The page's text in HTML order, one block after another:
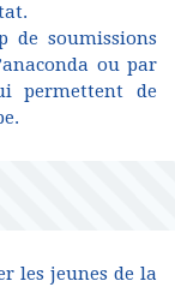
de soumissions
ou par
permettent de
les jeunes de la